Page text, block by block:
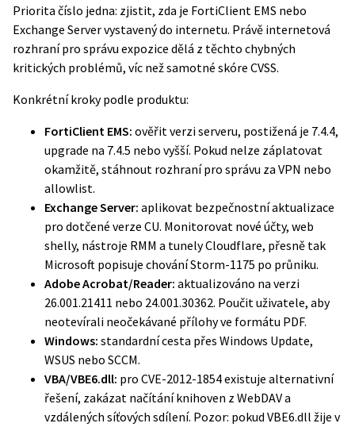
Priorita číslo jedna: zjistit, zda je FortiClient EMS nebo
Exchange Server vystavený do internetu. Právě internetová
rozhraní pro správu expozice dělá z těchto chybných
kritických problémů, víc než samotné skóre CVSS.
Konkrétní kroky podle produktu:
FortiClient EMS: ověřit verzi serveru, postižená je 7.4.4,
upgrade na 7.4.5 nebo vyšší. Pokud nelze záplatovat
okamžitě, stáhnout rozhraní pro správu za VPN nebo
allowlist.
Exchange Server: aplikovat bezpečnostní aktualizace
pro dotčené verze CU. Monitorovat nové účty, web
shelly, nástroje RMM a tunely Cloudflare, přesně tak
Microsoft popisuje chování Storm-1175 po průniku.
Adobe Acrobat/Reader: aktualizováno na verzi
26.001.21411 nebo 24.001.30362. Poučit uživatele, aby
neotevírali neočekávané přílohy ve formátu PDF.
Windows: standardní cesta přes Windows Update,
WSUS nebo SCCM.
VBA/VBE6.dll: pro CVE-2012-1854 existuje alternativní
řešení, zakázat načítání knihoven z WebDAV a
vzdálených síťových sdílení. Pozor: pokud VBE6.dll žije v